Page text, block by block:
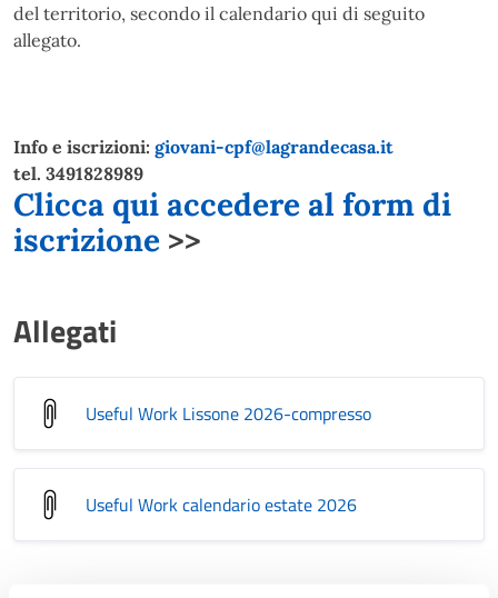
del territorio, secondo il calendario qui di seguito
allegato.
Info e iscrizioni: giovani-cpf@lagrandecasa.it
tel. 3491828989
Clicca qui accedere al form di
iscrizione >>
Allegati
Useful Work Lissone 2026-compresso
Useful Work calendario estate 2026